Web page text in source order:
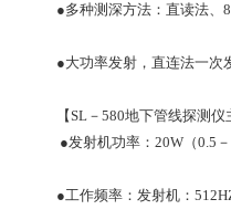
●多种测深方法：直读法、
●大功率发射，直连法一次
【SL－580地下管线探测
●发射机功率：20W（0.5
●工作频率：发射机：